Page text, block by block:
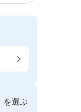
を選ぶ